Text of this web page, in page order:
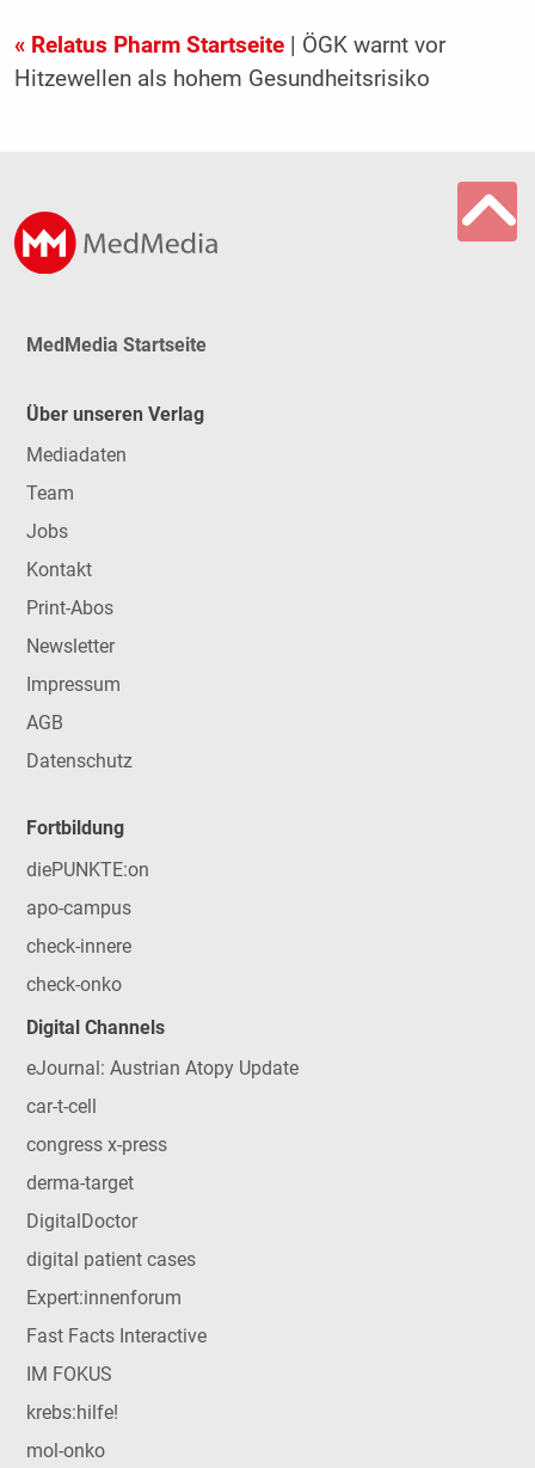
« Relatus Pharm Startseite| ÖGK warnt vor
Hitzewellen als hohem Gesundheitsrisiko
MedMedia Startseite
Über unseren Verlag
Mediadaten
Team
Jobs
Kontakt
Print-Abos
Newsletter
Impressum
AGB
Datenschutz
Fortbildung
diePUNKTE:on
apo-campus
check-innere
check-onko
Digital Channels
eJournal: Austrian Atopy Update
car-t-cell
congress x-press
derma-target
DigitalDoctor
digital patient cases
Expert:innenforum
Fast Facts Interactive
IM FOKUS
krebs:hilfe!
mol-onko